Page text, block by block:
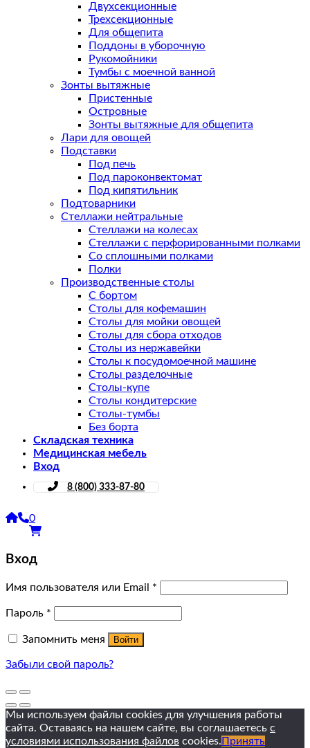
Двухсекционные
Трехсекционные
Для общепита
Поддоны в уборочную
Рукомойники
Тумбы с моечной ванной
Зонты вытяжные
Пристенные
Островные
Зонты вытяжные для общепита
Лари для овощей
Подставки
Под печь
Под пароконвектомат
Под кипятильник
Подтоварники
Стеллажи нейтральные
Стеллажи на колесах
Стеллажи с перфорированными полками
Со сплошными полками
Полки
Производственные столы
С бортом
Столы для кофемашин
Столы для мойки овощей
Столы для сбора отходов
Столы из нержавейки
Столы к посудомоечной машине
Столы разделочные
Столы-купе
Столы кондитерские
Столы-тумбы
Без борта
Складская техника
Медицинская мебель
Вход
8 (800) 333-87-80
0
Вход
Имя пользователя или Email *
Пароль *
Запомнить меня Войти
Забыли свой пароль?
Мы используем файлы cookies для улучшения работы
сайта. Оставаясь на нашем сайте, вы соглашаетесь с
условиями использования файлов cookies. Принять